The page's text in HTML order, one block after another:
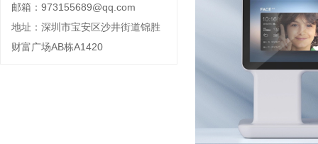
邮箱：973155689@qq.com
地址：深圳市宝安区沙井街道锦胜
财富广场AB栋A1420